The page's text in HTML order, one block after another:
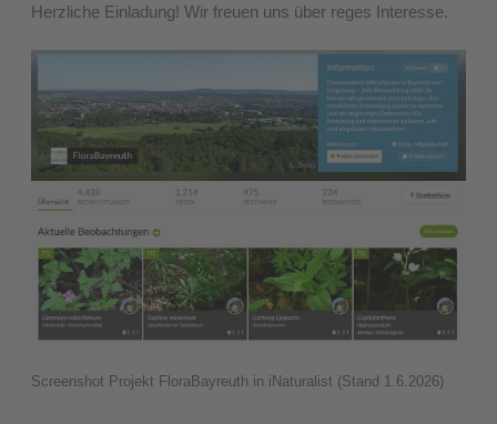
Herzliche Einladung! Wir freuen uns über reges Interesse.
Screenshot Projekt FloraBayreuth in iNaturalist (Stand 1.6.2026)